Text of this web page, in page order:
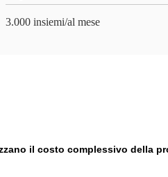
3.000 insiemi/al mese
il costo complessivo della